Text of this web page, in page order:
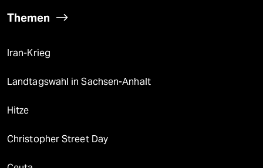
Themen
Iran-Krieg
Landtagswahl in Sachsen-Anhalt
Hitze
Christopher Street Day